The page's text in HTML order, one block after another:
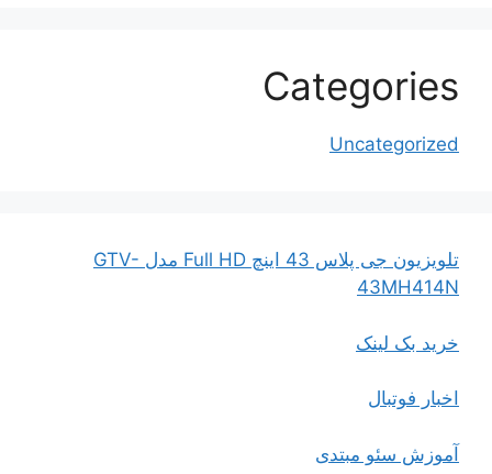
Categories
Uncategorized
تلویزیون جی پلاس 43 اینچ Full HD مدل GTV-
43MH414N
خرید بک لینک
اخبار فوتبال
آموزش سئو مبتدی